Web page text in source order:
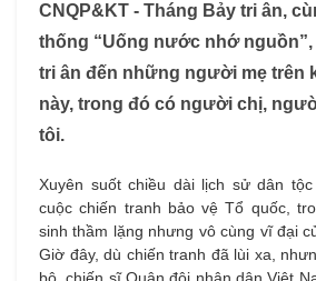
CNQP&KT - Tháng Bảy tri ân,
thống “Uống nước nhớ
tri ân đến những người mẹ trên
này, trong đó có người chị,
tôi.
Xuyên suốt chiều dài lịch sử dân
cuộc chiến tranh bảo vệ Tổ quốc,
sinh thầm lặng nhưng vô cùng vĩ đại
Giờ đây, dù chiến tranh đã lùi xa,